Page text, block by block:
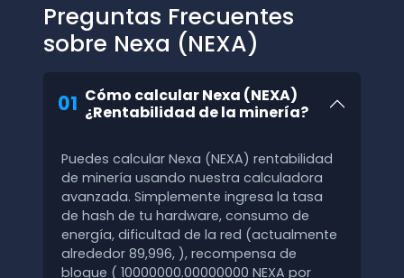
Preguntas Frecuentes
sobre Nexa (NEXA)
01 Cómo calcular Nexa (NEXA)
¿Rentabilidad de la minería?
Puedes calcular Nexa (NEXA) rentabilidad
de minería usando nuestra calculadora
avanzada. Simplemente ingresa la tasa
de hash de tu hardware, consumo de
energía, dificultad de la red (actualmente
alrededor 89,996, ), recompensa de
bloque ( 10000000.00000000 NEXA por